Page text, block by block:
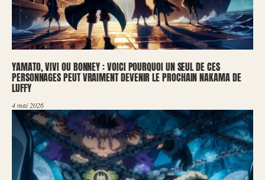
YAMATO, VIVI OU BONNEY : VOICI POURQUOI UN SEUL DE CES
PERSONNAGES PEUT VRAIMENT DEVENIR LE PROCHAIN NAKAMA DE
LUFFY
4 mai 2026